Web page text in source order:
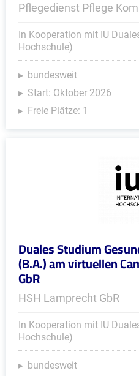
Pflegedienst Pflege
In Kooperation mit IU
Hochschule)
bundesweit
Start: Oktober 2026
Freie Plätze: 1
Duales Studium
(B.A.) am virtuellen
GbR
HSH Lamprecht GbR
In Kooperation mit IU
Hochschule)
bundesweit